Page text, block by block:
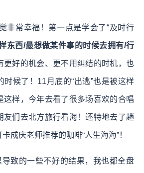
非常幸福！第一点是学会了“及时行
东西/最想做某件事的时候去拥有/行
更好的机会、更不用纠结的时机，也
时候了！11月底的“出逃”也是被这样
这样，今年去看了很多场喜欢的合唱
友们去北方旅行看海！还特地去了趟
成庆老师推荐的咖啡“人生海海”！
导致的一些不好的结果，我也都全盘